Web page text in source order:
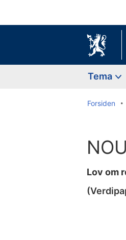
Tema
Forsiden
Lov om